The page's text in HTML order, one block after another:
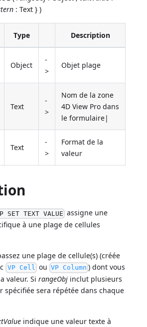
: Text } )
Type Description
Object
-
>
Objet plage
Text
-
>
Nom de la zone
4D View Pro dans
le formulaire|
Text
-
>
Format de la
valeur
SET TEXT VALUE assigne une
à une plage de cellules
une plage de cellule(s) (créée
VP Cell ou VP Column ) dont vous
valeur. SirangeObj inclut plusieurs
spécifiée sera répétée dans chaque
indique une valeur texte à